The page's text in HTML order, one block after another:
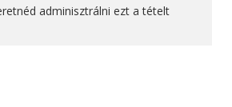
adminisztrálni ezt a tételt